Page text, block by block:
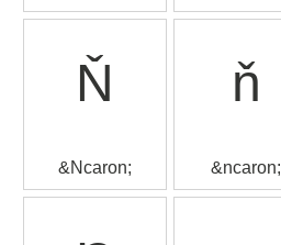
Ň
&Ncaron;
ň
&ncaron;